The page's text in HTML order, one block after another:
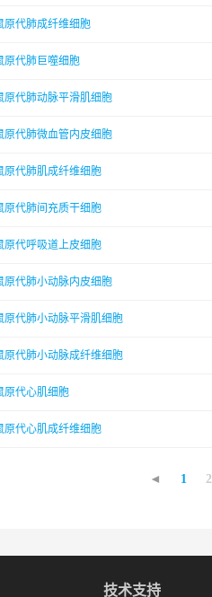
原代肺成纤维细胞
原代肺巨噬细胞
原代肺动脉平滑肌细胞
原代肺微血管内皮细胞
原代肺肌成纤维细胞
原代肺间充质干细胞
原代呼吸道上皮细胞
原代肺小动脉内皮细胞
原代肺小动脉平滑肌细胞
原代肺小动脉成纤维细胞
原代心肌细胞
原代心肌成纤维细胞
◄ 1 2
技术支持